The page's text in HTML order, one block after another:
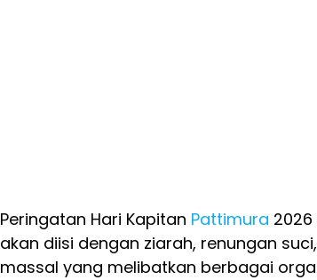
Peringatan Hari Kapitan Pattimura
akan diisi dengan ziarah, renungan
massal yang melibatkan berbagai